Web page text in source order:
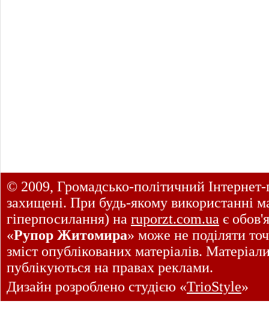
© 2009, Громадсько-політичний
захищені. При будь-якому використанні
гіперпосилання) на ruporzt.com.ua є
«Рупор Житомира» може не поділяти
зміст опублікованих матеріалів.
публікуються на правах реклами.
Дизайн розроблено студією «TrioStyle»